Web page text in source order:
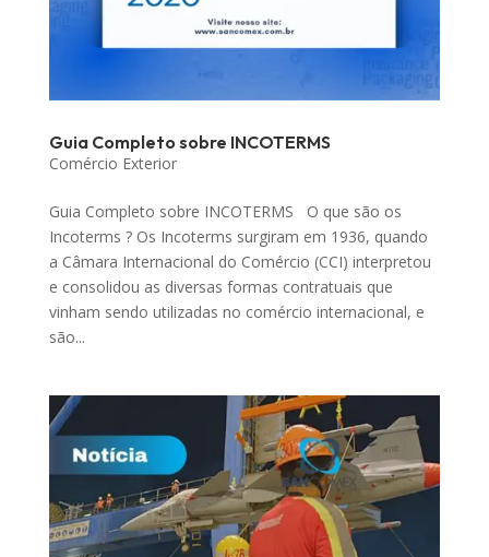
Guia Completo sobre INCOTERMS
Comércio Exterior
Guia Completo sobre INCOTERMS O que são os
Incoterms ? Os Incoterms surgiram em 1936, quando
a Câmara Internacional do Comércio (CCI) interpretou
e consolidou as diversas formas contratuais que
vinham sendo utilizadas no comércio internacional, e
são...